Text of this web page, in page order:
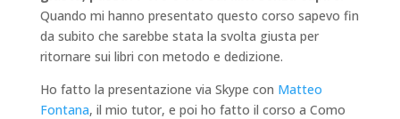
Quando mi hanno presentato questo corso sapevo fin
da subito che sarebbe stata la svolta giusta per
ritornare sui libri con metodo e dedizione.
Ho fatto la presentazione via Skype con Matteo
Fontana, il mio tutor, e poi ho fatto il corso a Como